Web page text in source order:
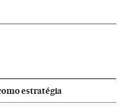
estratégia